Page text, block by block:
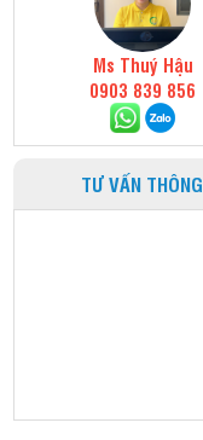
Ms Thuý Hậu
0903 839 856
TƯ VẤN